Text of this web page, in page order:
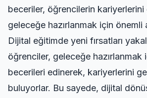
beceriler, öğrencilerin
geleceğe hazırlanmak için önemli
Dijital eğitimde yeni fırsatları
öğrenciler, geleceğe hazırlanmak
becerileri edinerek, kariyerlerini
buluyorlar. Bu sayede, dijital